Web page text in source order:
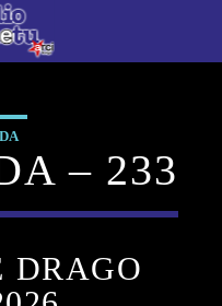
– 233
DRAGO